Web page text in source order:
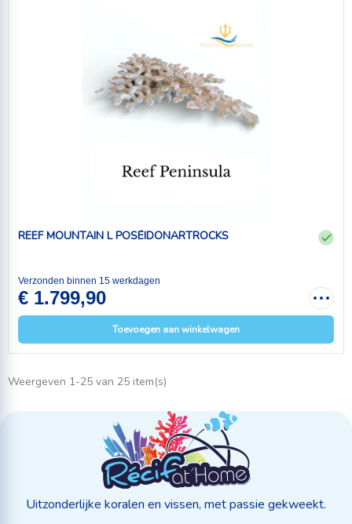
REEF MOUNTAIN L POSÉIDONARTROCKS
Verzonden binnen 15 werkdagen
€ 1.799,90
Toevoegen aan winkelwagen
Weergeven 1-25 van 25 item(s)
Uitzonderlijke koralen en vissen, met passie gekweekt.